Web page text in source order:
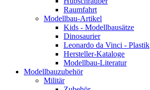
Raumfahrt
Modellbau-Artikel
Kids - Modellbausätze
Dinosaurier
Leonardo da Vinci - Plastik
Hersteller-Kataloge
Modellbau-Literatur
Modellbauzubehör
Militär